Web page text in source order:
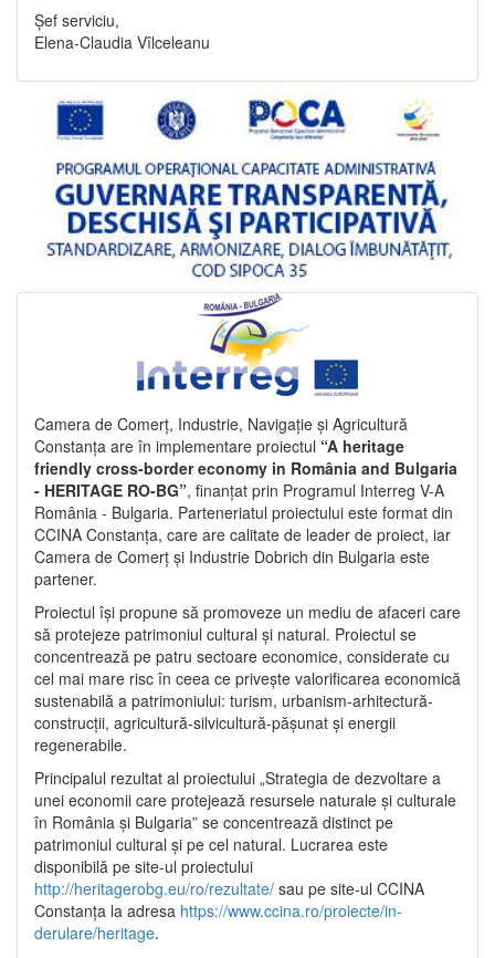
Șef serviciu,
Elena-Claudia Vîlceleanu
Camera de Comerț, Industrie, Navigație și Agricultură
Constanța are în implementare proiectul “A heritage
friendly cross-border economy in România and Bulgaria
- HERITAGE RO-BG”, finanțat prin Programul Interreg V-A
România - Bulgaria. Parteneriatul proiectului este format din
CCINA Constanța, care are calitate de leader de proiect, iar
Camera de Comerț și Industrie Dobrich din Bulgaria este
partener.
Proiectul își propune să promoveze un mediu de afaceri care
să protejeze patrimoniul cultural și natural. Proiectul se
concentrează pe patru sectoare economice, considerate cu
cel mai mare risc în ceea ce privește valorificarea economică
sustenabilă a patrimoniului: turism, urbanism-arhitectură-
construcții, agricultură-silvicultură-pășunat și energii
regenerabile.
Principalul rezultat al proiectului „Strategia de dezvoltare a
unei economii care protejează resursele naturale și culturale
în România și Bulgaria” se concentrează distinct pe
patrimoniul cultural și pe cel natural. Lucrarea este
disponibilă pe site-ul proiectului
http://heritagerobg.eu/ro/rezultate/ sau pe site-ul CCINA
Constanța la adresa https://www.ccina.ro/proiecte/in-
derulare/heritage.